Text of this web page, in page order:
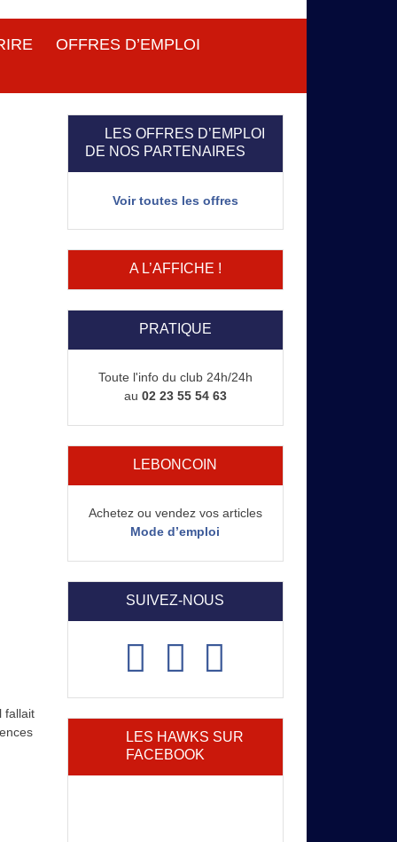
OFFRES D’EMPLOI
fallait
LES OFFRES D’EMPLOI
DE NOS PARTENAIRES
Voir toutes les offres
A L’AFFICHE !
PRATIQUE
Toute l'info du club 24h/24h
au 02 23 55 54 63
LEBONCOIN
Achetez ou vendez vos articles
Mode d’emploi
SUIVEZ-NOUS
LES HAWKS SUR
FACEBOOK